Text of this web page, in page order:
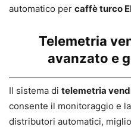
automatico per caffè turco
Telemetria
avanzato e
Il sistema di telemetria
consente il monitoraggio e
distributori automatici,